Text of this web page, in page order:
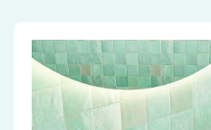
Baden
Radiatoren
Accessoires